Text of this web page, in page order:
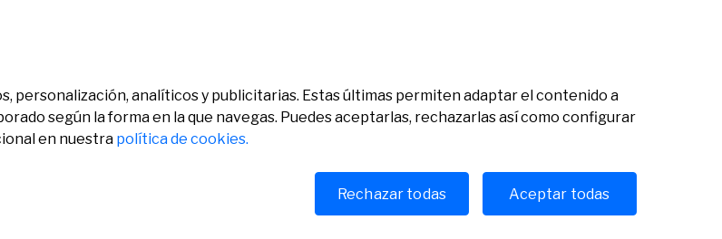
personalización, analíticos y publicitarias. Estas últimas permiten adaptar el contenido a
según la forma en la que navegas. Puedes aceptarlas, rechazarlas así como configurar
en nuestra política de cookies.
Rechazar todas Aceptar todas